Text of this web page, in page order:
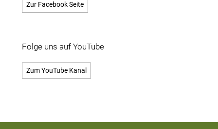
Zur Facebook Seite
Folge uns auf YouTube
Zum YouTube Kanal